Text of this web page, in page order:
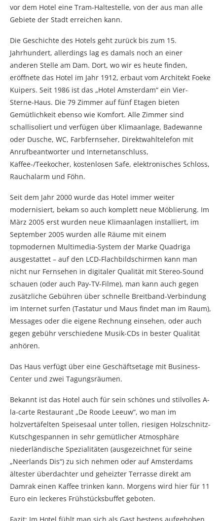
vor dem Hotel eine Tram-Haltestelle, von der aus man alle
Gebiete der Stadt erreichen kann.
Die Geschichte des Hotels geht zurück bis zum 15.
Jahrhundert, allerdings lag es damals noch an einer
anderen Stelle am Dam. Dort, wo wir es heute finden,
eröffnete das Hotel im Jahr 1912, erbaut vom Architekt Foeke
Kuipers. Seit 1986 ist das „Hotel Amsterdam“ ein Vier-
Sterne-Haus. Die 79 Zimmer auf fünf Etagen bieten
Gemütlichkeit ebenso wie Komfort. Alle Zimmer sind
schallisoliert und verfügen über Klimaanlage, Badewanne
oder Dusche, WC, Farbfernseher, Direktwahltelefon mit
Anrufbeantworter und Internetanschluss,
Kaffee-/Teekocher, kostenlosen Safe, elektronisches Schloss,
Rauchalarm und Föhn.
Seit dem Jahr 2000 wurde das Hotel immer weiter
modernisiert, bekam so auch komplett neue Möblierung. Im
März 2005 erst wurden neue Klimaanlagen installiert, im
September 2005 wurden alle Räume mit einem
topmodernen Multimedia-System der Marke Quadriga
ausgestattet – auf den LCD-Flachbildschirmen kann man
nicht nur Fernsehen in digitaler Qualität mit Stereo-Sound
schauen (oder auch Pay-TV-Filme), man kann auch gegen
zusätzliche Gebühren über schnelle Breitband-Verbindung
im Internet surfen (Tastatur und Maus findet man im Raum),
Messages oder die eigene Rechnung einsehen, oder auch
gegen gebühr verschiedene Musik-CDs in bester Qualität
anhören.
Das Haus verfügt über eine Geschäftsetage mit Business-
Center und zwei Tagungsräumen.
Bekannt ist das Hotel auch für sein schönes und stilvolles A-
la-carte Restaurant „De Roode Leeuw“, wo man im
holzvertäfelten Speisesaal unter tollen, riesigen Holzschnitz-
Kutschgespannen in sehr gemütlicher Atmosphäre
niederländische Spezialitäten (ausgezeichnet für seine
„Neerlands Dis“) zu sich nehmen oder auf Amsterdams
ältester überdachter und geheizter Terrasse direkt am
Damrak einen Kaffee trinken kann. Morgens wird hier für 11
Euro ein leckeres Frühstücksbuffet geboten.